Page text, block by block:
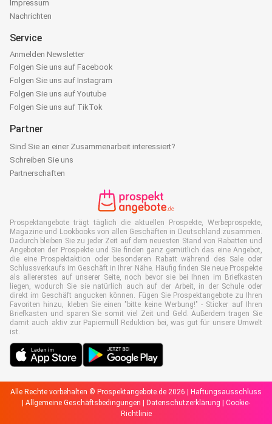
Impressum
Nachrichten
Service
Anmelden Newsletter
Folgen Sie uns auf Facebook
Folgen Sie uns auf Instagram
Folgen Sie uns auf Youtube
Folgen Sie uns auf TikTok
Partner
Sind Sie an einer Zusammenarbeit interessiert?
Schreiben Sie uns
Partnerschaften
Prospektangebote trägt täglich die aktuellen Prospekte, Werbeprospekte,
Magazine und Lookbooks von allen Geschäften in Deutschland zusammen.
Dadurch bleiben Sie zu jeder Zeit auf dem neuesten Stand von Rabatten und
Angeboten der Prospekte und Sie finden ganz gemütlich das eine Angebot,
die eine Prospektaktion oder besonderen Rabatt während des Sale oder
Schlussverkaufs im Geschäft in Ihrer Nähe. Häufig finden Sie neue Prospekte
als allererstes auf unserer Seite, noch bevor sie bei Ihnen im Briefkasten
liegen, wodurch Sie sie natürlich auch auf der Arbeit, in der Schule oder
direkt im Geschäft angucken können. Fügen Sie Prospektangebote zu Ihren
Favoriten hinzu, kleben Sie einen "bitte keine Werbung!" - Sticker auf Ihren
Briefkasten und sparen Sie somit viel Zeit und Geld. Außerdem tragen Sie
damit auch aktiv zur Papiermüll Reduktion bei, was gut für unsere Umwelt
ist.
Alle Rechte vorbehalten © Prospektangebote.de 2026 |
Haftungsausschluss
Allgemeine Geschäftsbedingungen Datenschutzerklärung
Cookie-
Richtlinie